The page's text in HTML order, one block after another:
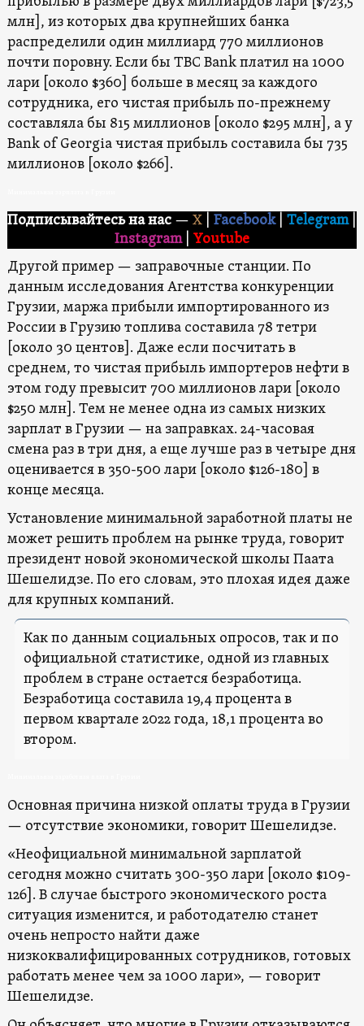
млн], из которых два крупнейших банка
распределили один миллиард 770 миллионов
почти поровну. Если бы TBC Bank платил на 1000
лари [около $360] больше в месяц за каждого
сотрудника, его чистая прибыль по-прежнему
составляла бы 815 миллионов [около $295 млн], а у
Bank of Georgia чистая прибыль составила бы 735
миллионов [около $266].
Подписывайтесь на нас — X Facebook Telegram|
Instagram
Youtube
Другой пример — заправочные станции. По
данным исследования Агентства конкуренции
Грузии, маржа прибыли импортированного из
России в Грузию топлива составила 78 тетри
[около 30 центов]. Даже если посчитать в
среднем, то чистая прибыль импортеров нефти в
этом году превысит 700 миллионов лари [около
$250 млн]. Тем не менее одна из самых низких
зарплат в Грузии — на заправках. 24-часовая
смена раз в три дня, а еще лучше раз в четыре дня
оценивается в 350-500 лари [около $126-180] в
конце месяца.
Установление минимальной заработной платы не
может решить проблем на рынке труда, говорит
президент новой экономической школы Паата
Шешелидзе. По его словам, это плохая идея даже
для крупных компаний.
Как по данным социальных опросов, так и по
официальной статистике, одной из главных
проблем в стране остается безработица.
Безработица составила 19,4 процента в
первом квартале 2022 года, 18,1 процента во
втором.
Основная причина низкой оплаты труда в Грузии
— отсутствие экономики, говорит Шешелидзе.
«Неофициальной минимальной зарплатой
сегодня можно считать 300-350 лари [около $109-
126]. В случае быстрого экономического роста
ситуация изменится, и работодателю станет
очень непросто найти даже
низкоквалифицированных сотрудников, готовых
работать менее чем за 1000 лари», — говорит
Шешелидзе.